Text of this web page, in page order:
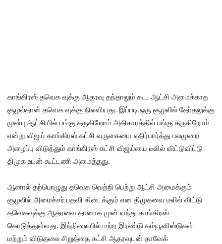
காங்கிரஸ் தவெக வுக்கு ஆதரவு தந்தாலும் கூட ஆட்சி அமைக்காத
சூழல்தான் தவெக வுக்கு நிலவியது. இப்படி ஒரு சூழலில் தேர்தலுக்கு
முன்பு ஆட்சியில் பங்கு தருகிறோம் அதிகாரத்தில் பங்கு தருகிறோம்
என்று விஜய் காங்கிரஸ் கட்சி வருகையை எதிர்பார்த்து பலமுறை
அழைப்பு விடுத்தும் காங்கிரஸ் கட்சி விஜய்யை டீலில் விட்டுவிட்டு
திமுக உடன் கூட்டணி அமைத்தது.
ஆனால் தற்பொழுது தவெக வெற்றி பெற்று ஆட்சி அமைக்கும்
சூழலில் அமைச்சர் பதவி கிடைக்கும் என திமுகவை டீலில் விட்டு
தவெகவுக்கு ஆதரவை தானாக முன் வந்து காங்கிரஸ்
கொடுத்துள்ளது. இந்நிலையில் மற்ற இரண்டு கம்யூனிஸ்டுகள்
மற்றும் விடுதலை சிறுத்தை கட்சி ஆதரவுடன் தாவேக்